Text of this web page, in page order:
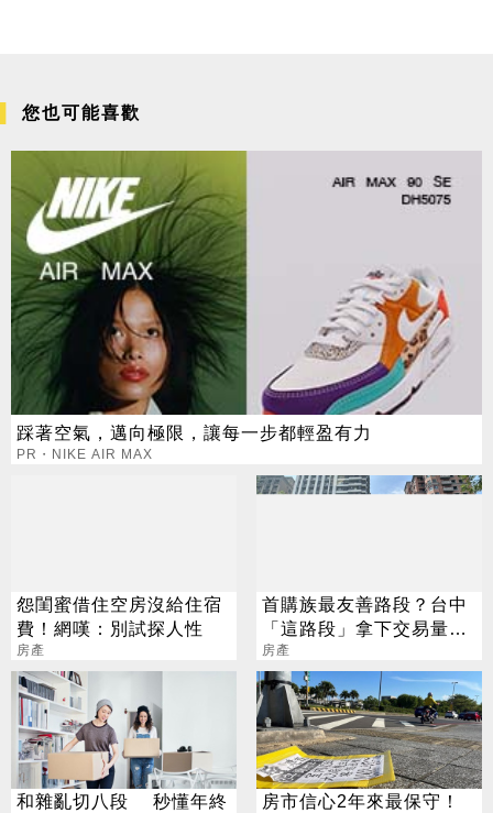
您也可能喜歡
踩著空氣，邁向極限，讓每一步都輕盈有力
PR・NIKE AIR MAX
怨閨蜜借住空房沒給住宿
費！網嘆：別試探人性
房產
首購族最友善路段？台中
「這路段」拿下交易量冠
軍
房產
和雜亂切八段 秒懂年終
房市信心2年來最保守！